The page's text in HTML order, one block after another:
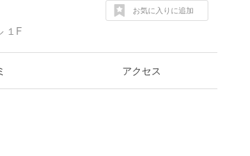
１F
お気に入りに追加
アクセス